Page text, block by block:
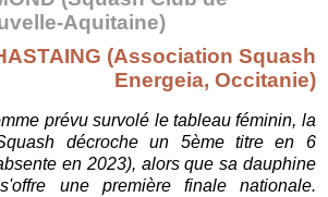
Aquitaine)
(Association Squash
Energeia, Occitanie)
prévu survolé le tableau féminin, la
décroche un 5ème titre en 6
en 2023), alors que sa dauphine
une première finale nationale.